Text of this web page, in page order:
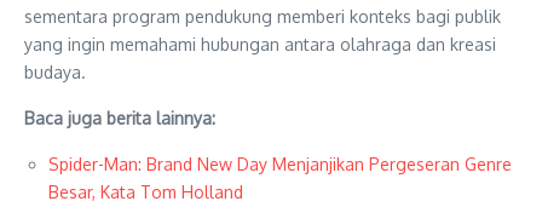
sementara program pendukung memberi konteks bagi publik
yang ingin memahami hubungan antara olahraga dan kreasi
budaya.
Baca juga berita lainnya:
Spider-Man: Brand New Day Menjanjikan Pergeseran Genre
Besar, Kata Tom Holland